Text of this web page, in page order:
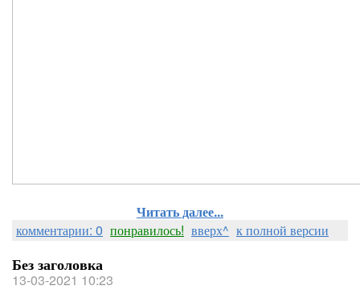
Читать далее...
комментарии: 0 понравилось! вверх^ к полной версии
Без заголовка
13-03-2021 10:23